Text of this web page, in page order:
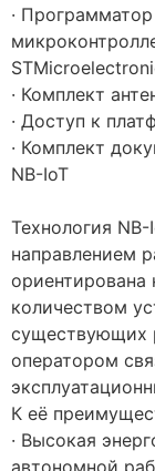
·
· Комплект
· Доступ к
· Комплект
NB-IoT
Технология
направлением
количеством
существующих
оператором
К её
· Высокая
автономной